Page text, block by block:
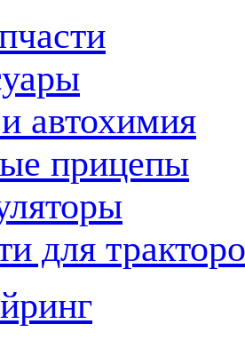
автохимия
прицепы
для